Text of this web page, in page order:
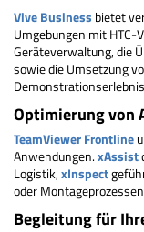
Vive Business bietet
Umgebungen mit HTC-
Geräteverwaltung, die
sowie die Umsetzung
Optimierung von
TeamViewer Frontline
Anwendungen.xAssist
Logistik,xInspect
oder
Begleitung für